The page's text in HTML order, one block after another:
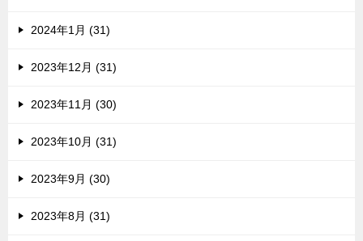
2024年1月 (31)
2023年12月 (31)
2023年11月 (30)
2023年10月 (31)
2023年9月 (30)
2023年8月 (31)